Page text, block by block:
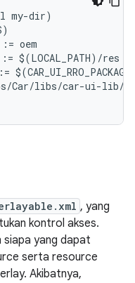
my-dir)
)
:= oem
:= $(LOCAL_PATH) /res
:= $(
/Car/libs/car-ui-lib/
, yang
kontrol akses.
siapa yang dapat
serta resource
Akibatnya,